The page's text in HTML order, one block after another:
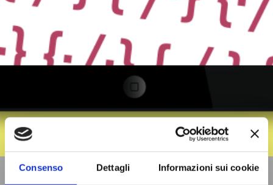
Consenso Dettagli Informazioni sui cookie